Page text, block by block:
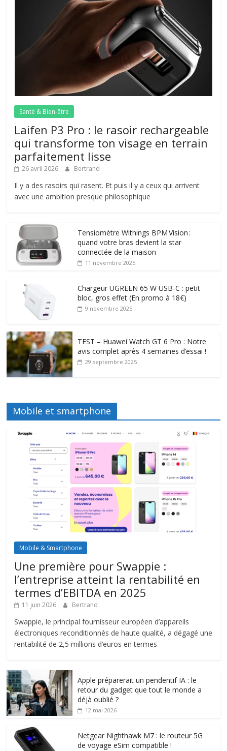
Santé & Bien-être
Laifen P3 Pro : le rasoir rechargeable
qui transforme ton visage en terrain
parfaitement lisse
26 avril 2026 Bertrand
Il y a des rasoirs qui rasent. Et puis il y a ceux qui arrivent
avec une ambition presque philosophique
Tensiomètre Withings BPM Vision :
quand votre bras devient la star
connectée de la maison
11 novembre 2025
Chargeur UGREEN 65 W USB-C : petit
bloc, gros effet (En promo à 18€)
9 novembre 2025
TEST – Huawei Watch GT 6 Pro : Notre
avis complet après 4 semaines d’essai !
29 septembre 2025
Mobile et smartphone
Mobile & Smartphone
Une première pour Swappie :
l’entreprise atteint la rentabilité en
termes d’EBITDA en 2025
11 juin 2026 Bertrand
Swappie, le principal fournisseur européen d’appareils
électroniques reconditionnés de haute qualité, a dégagé une
rentabilité de 2,5 millions d’euros en termes
Apple préparerait un pendentif IA : le
retour du gadget que tout le monde a
déjà oublié ?
12 mai 2026
Netgear Nighthawk M7 : le routeur 5G
de voyage eSim compatible !